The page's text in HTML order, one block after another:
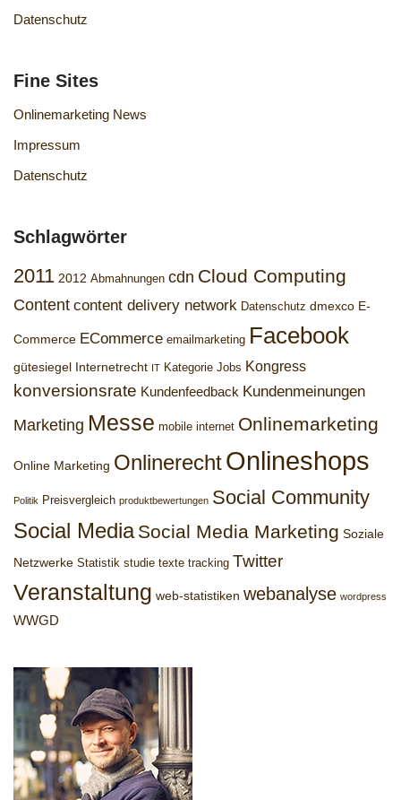
Datenschutz
Fine Sites
Onlinemarketing News
Impressum
Datenschutz
Schlagwörter
2011 2012 Abmahnungen cdn Cloud Computing
Content content delivery network Datenschutz dmexco E-
Commerce ECommerce emailmarketing Facebook
gütesiegel Internetrecht IT Kategorie Jobs Kongress
konversionsrate Kundenfeedback Kundenmeinungen
Marketing Messe mobile internet Onlinemarketing
Online Marketing OnlinerechtOnlineshops
Politik Preisvergleich produktbewertungen Social Community
Social Media Social Media Marketing Soziale
Netzwerke Statistik studie texte tracking Twitter
Veranstaltung web-statistiken webanalyse wordpress
WWGD